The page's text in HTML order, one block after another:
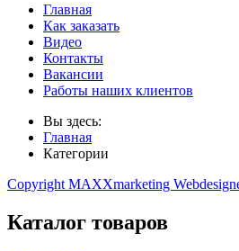
Главная
Как заказать
Видео
Контакты
Вакансии
Работы наших клиентов
Вы здесь:
Главная
Категории
Copyright MAXXmarketing
Каталог товаров